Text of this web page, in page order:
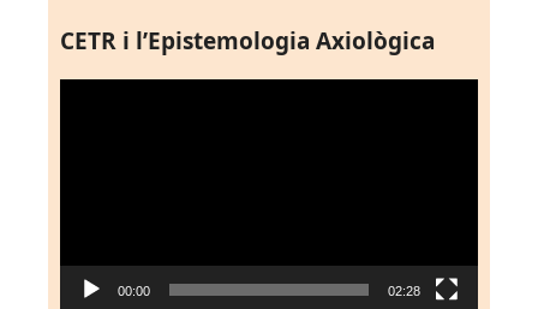
CETR i l’Epistemologia Axiològica
00:00 02:28